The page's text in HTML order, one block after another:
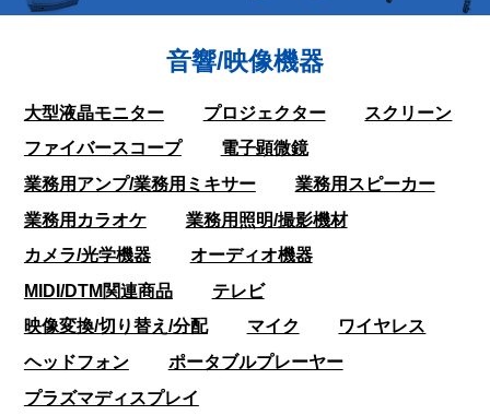
音響/映像機器
大型液晶モニター プロジェクター
スクリーン
ファイバースコープ
電子顕微鏡
業務用アンプ/業務用ミキサー
業務用スピーカー
業務用カラオケ
業務用照明/撮影機材
カメラ/光学機器
オーディオ機器
MIDI/DTM関連商品
テレビ
映像変換/切り替え/分配
マイク
ワイヤレス
ヘッドフォン
ポータブルプレーヤー
プラズマディスプレイ